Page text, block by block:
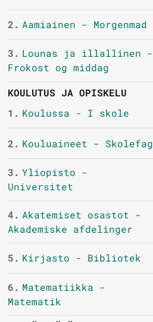
2. Aamiainen - Morgenmad
3. Lounas ja illallinen -
Frokost og middag
KOULUTUS JA OPISKELU
1. Koulussa - I skole
2. Kouluaineet - Skolefag
3. Yliopisto -
Universitet
4. Akatemiset osastot -
Akademiske afdelinger
5. Kirjasto - Bibliotek
6. Matematiikka -
Matematik